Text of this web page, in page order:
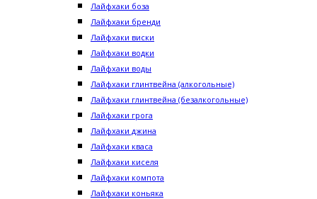
Лайфхаки боза
Лайфхаки бренди
Лайфхаки виски
Лайфхаки водки
Лайфхаки воды
Лайфхаки глинтвейна (алкогольные)
Лайфхаки глинтвейна (безалкогольные)
Лайфхаки грога
Лайфхаки джина
Лайфхаки кваса
Лайфхаки киселя
Лайфхаки компота
Лайфхаки коньяка